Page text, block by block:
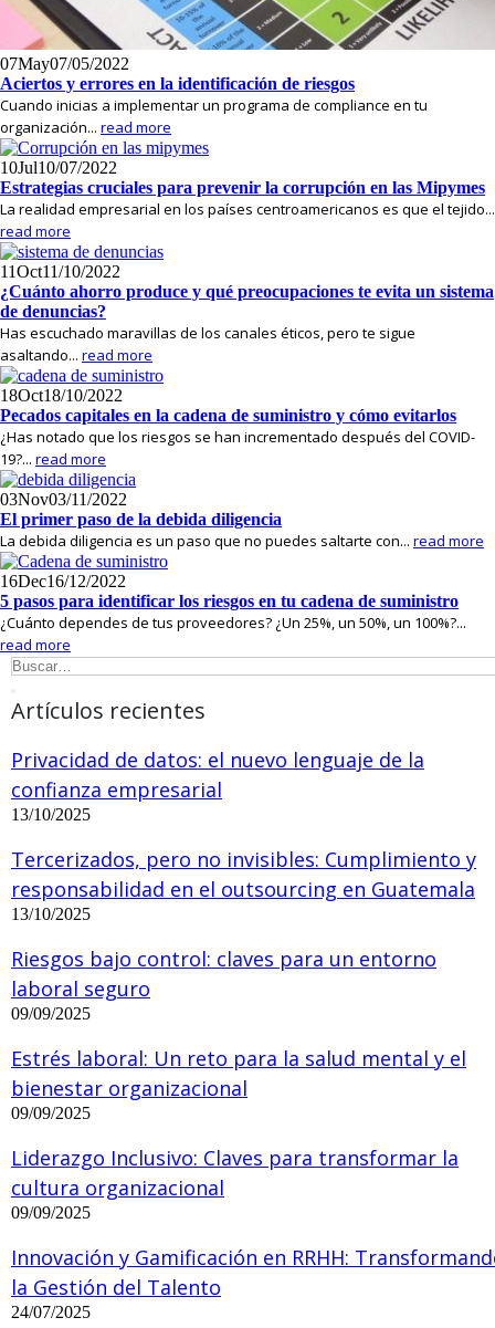
07May07/05/2022
Aciertos y errores en la identificación de riesgos
Cuando inicias a implementar un programa de compliance en tu
organización... read more
10Jul10/07/2022
Estrategias cruciales para prevenir la corrupción en las Mipymes
La realidad empresarial en los países centroamericanos es que el tejido...
read more
11Oct11/10/2022
¿Cuánto ahorro produce y qué preocupaciones te evita un sistema
de denuncias?
Has escuchado maravillas de los canales éticos, pero te sigue
asaltando... read more
18Oct18/10/2022
Pecados capitales en la cadena de suministro y cómo evitarlos
¿Has notado que los riesgos se han incrementado después del COVID-
19?... read more
03Nov03/11/2022
El primer paso de la debida diligencia
La debida diligencia es un paso que no puedes saltarte con... read more
16Dec16/12/2022
5 pasos para identificar los riesgos en tu cadena de suministro
¿Cuánto dependes de tus proveedores? ¿Un 25%, un 50%, un 100%?...
read more
Artículos recientes
Privacidad de datos: el nuevo lenguaje de la
confianza empresarial
13/10/2025
Tercerizados, pero no invisibles: Cumplimiento y
responsabilidad en el outsourcing en Guatemala
13/10/2025
Riesgos bajo control: claves para un entorno
laboral seguro
09/09/2025
Estrés laboral: Un reto para la salud mental y el
bienestar organizacional
09/09/2025
Liderazgo Inclusivo: Claves para transformar la
cultura organizacional
09/09/2025
Innovación y Gamificación en RRHH:
la Gestión del Talento
24/07/2025